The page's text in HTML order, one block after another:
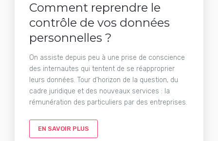
Comment reprendre le
contrôle de vos données
personnelles ?
On assiste depuis peu à une prise de conscience
des internautes qui tentent de se réapproprier
leurs données. Tour d'horizon de la question, du
cadre juridique et des nouveaux services : la
rémunération des particuliers par des entreprises.
EN SAVOIR PLUS